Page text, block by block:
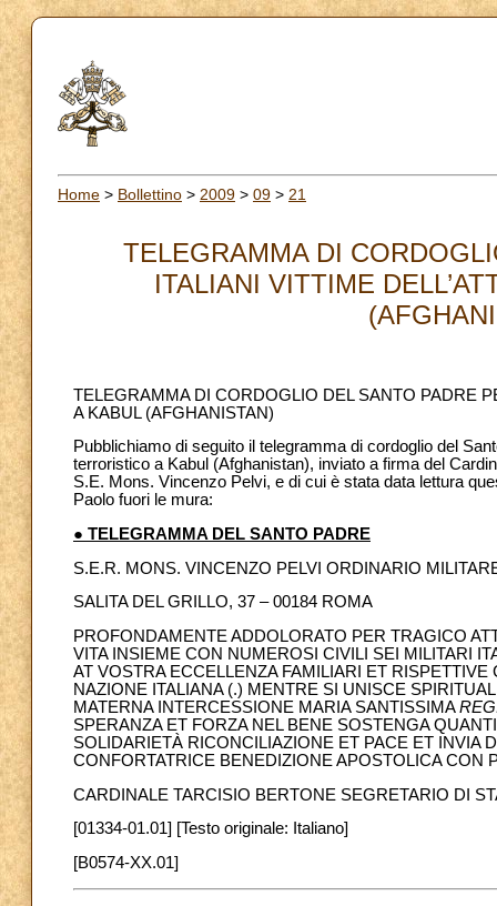
Home > Bollettino > 2009 > 09 > 21
TELEGRAMMA DI
ITALIANI VITTIME
TELEGRAMMA DI CORDOGLIO DEL SANTO PADRE
A KABUL (AFGHANISTAN)
Pubblichiamo di seguito il telegramma di cordoglio del
terroristico a Kabul (Afghanistan), inviato a firma del
S.E. Mons. Vincenzo Pelvi, e di cui è stata data lettura
Paolo fuori le mura:
● TELEGRAMMA DEL SANTO PADRE
S.E.R. MONS. VINCENZO PELVI ORDINARIO
SALITA DEL GRILLO, 37 – 00184 ROMA
PROFONDAMENTE ADDOLORATO PER TRAGICO
VITA INSIEME CON NUMEROSI CIVILI SEI MILITARI
AT VOSTRA ECCELLENZA FAMILIARI ET
NAZIONE ITALIANA (.) MENTRE SI UNISCE
MATERNA INTERCESSIONE MARIA SANTISSIMA
SPERANZA ET FORZA NEL BENE SOSTENGA
SOLIDARIETÀ RICONCILIAZIONE ET PACE ET INVIA
CONFORTATRICE BENEDIZIONE APOSTOLICA CON
CARDINALE TARCISIO BERTONE SEGRETARIO DI
[01334-01.01] [Testo originale: Italiano]
[B0574-XX.01]